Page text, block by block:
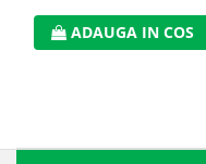
ADAUGA IN COS